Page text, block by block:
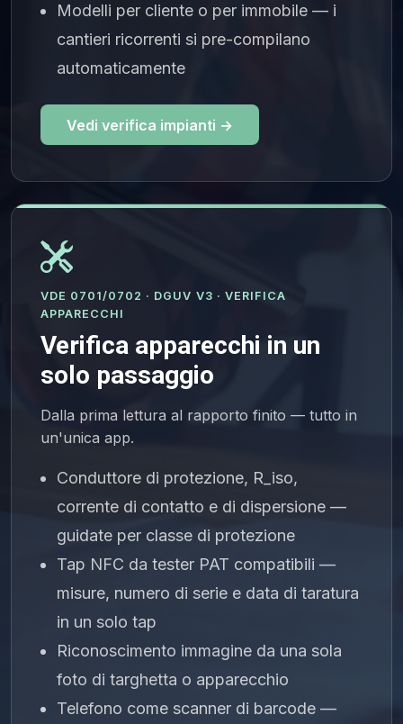
Modelli per cliente o per immobile — i
cantieri ricorrenti si pre-compilano
automaticamente
Vedi verifica impianti →
VDE 0701/0702 · DGUV V3 · VERIFICA
APPARECCHI
Verifica apparecchi in un
solo passaggio
Dalla prima lettura al rapporto finito — tutto in
un'unica app.
Conduttore di protezione, R_iso,
corrente di contatto e di dispersione —
guidate per classe di protezione
Tap NFC da tester PAT compatibili —
misure, numero di serie e data di taratura
in un solo tap
Riconoscimento immagine da una sola
foto di targhetta o apparecchio
Telefono come scanner di barcode —